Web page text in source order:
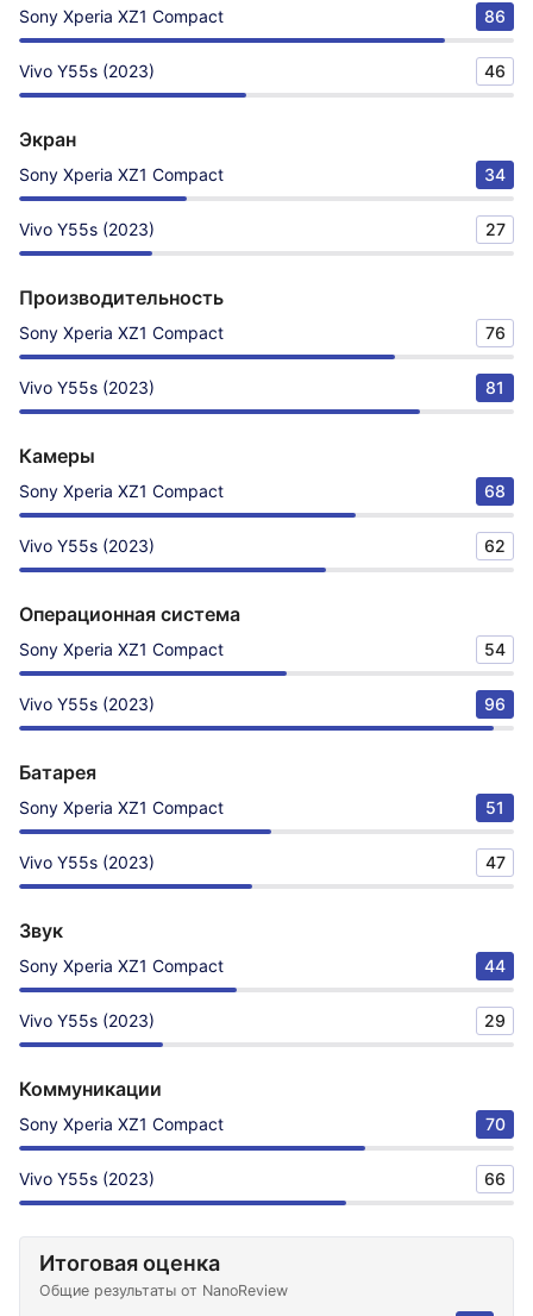
Sony Xperia XZ1 Compact 86
Vivo Y55s (2023) 46
Экран
Sony Xperia XZ1 Compact 34
Vivo Y55s (2023) 27
Производительность
Sony Xperia XZ1 Compact 76
Vivo Y55s (2023) 81
Камеры
Sony Xperia XZ1 Compact 68
Vivo Y55s (2023) 62
Операционная система
Sony Xperia XZ1 Compact 54
Vivo Y55s (2023) 96
Батарея
Sony Xperia XZ1 Compact 51
Vivo Y55s (2023) 47
Звук
Sony Xperia XZ1 Compact 44
Vivo Y55s (2023) 29
Коммуникации
Sony Xperia XZ1 Compact 70
Vivo Y55s (2023) 66
Итоговая оценка
Общие результаты от NanoReview